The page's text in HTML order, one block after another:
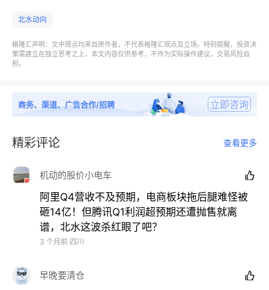
北水动向
格隆汇声明：文中观点均来自原作者，不代表格隆汇观点及立场。特别提醒，投资决
策需建立在独立思考之上，本文内容仅供参考，不作为实际操作建议，交易风险自
担。
商务、渠道、广告合作/招聘 立即咨询
精彩评论 查看更多
机动的股价小电车 
阿里Q4营收不及预期，电商板块拖后腿难怪被
砸14亿！但腾讯Q1利润超预期还遭抛售就离
谱，北水这波杀红眼了吧？
3 个月前 四川
早晚要清仓 